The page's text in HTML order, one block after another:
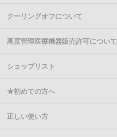
クーリングオフについて
高度管理医療機器販売許可について
ショップリスト
★初めての方へ
正しい使い方